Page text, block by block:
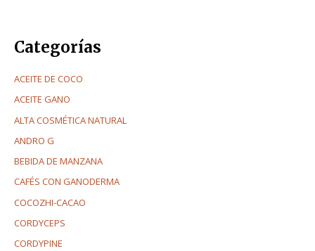
Categorías
ACEITE DE COCO
ACEITE GANO
ALTA COSMÉTICA NATURAL
ANDRO G
BEBIDA DE MANZANA
CAFÉS CON GANODERMA
COCOZHI-CACAO
CORDYCEPS
CORDYPINE